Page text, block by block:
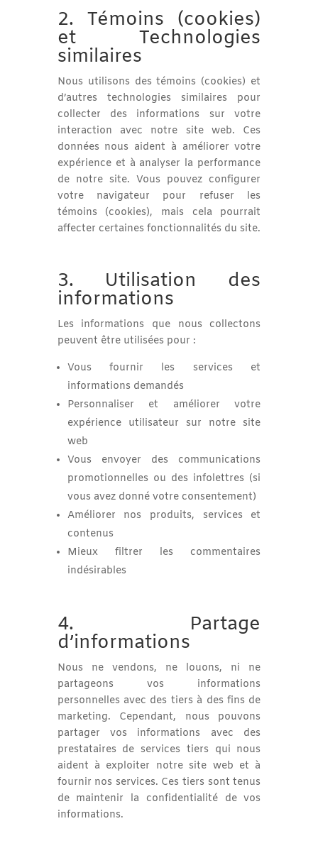
2. Témoins (cookies)
et Technologies
similaires
Nous utilisons des témoins (cookies) et
d’autres technologies similaires pour
collecter des informations sur votre
interaction avec notre site web. Ces
données nous aident à améliorer votre
expérience et à analyser la performance
de notre site. Vous pouvez configurer
votre navigateur pour refuser les
témoins (cookies), mais cela pourrait
affecter certaines fonctionnalités du site.
3. Utilisation des
informations
Les informations que nous collectons
peuvent être utilisées pour :
Vous fournir les services et
informations demandés
Personnaliser et améliorer votre
expérience utilisateur sur notre site
web
Vous envoyer des communications
promotionnelles ou des infolettres (si
vous avez donné votre consentement)
Améliorer nos produits, services et
contenus
Mieux filtrer les commentaires
indésirables
4. Partage
d’informations
Nous ne vendons, ne louons, ni ne
partageons vos informations
personnelles avec des tiers à des fins de
marketing. Cependant, nous pouvons
partager vos informations avec des
prestataires de services tiers qui nous
aident à exploiter notre site web et à
fournir nos services. Ces tiers sont tenus
de maintenir la confidentialité de vos
informations.